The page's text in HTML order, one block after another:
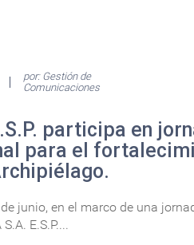
por: Gestión de
Comunicaciones
participa en
para el
junio, en el marco de una
E.S.P....